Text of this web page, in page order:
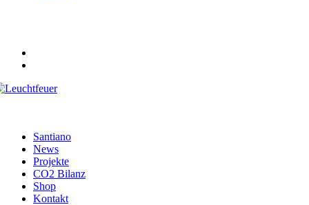
Santiano
News
Projekte
CO2 Bilanz
Shop
Kontakt